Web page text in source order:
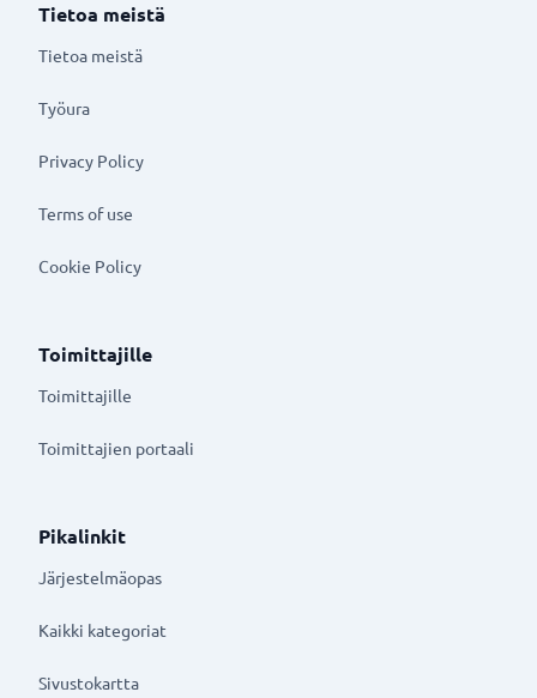
Tietoa meistä
Tietoa meistä
Työura
Privacy Policy
Terms of use
Cookie Policy
Toimittajille
Toimittajille
Toimittajien portaali
Pikalinkit
Järjestelmäopas
Kaikki kategoriat
Sivustokartta